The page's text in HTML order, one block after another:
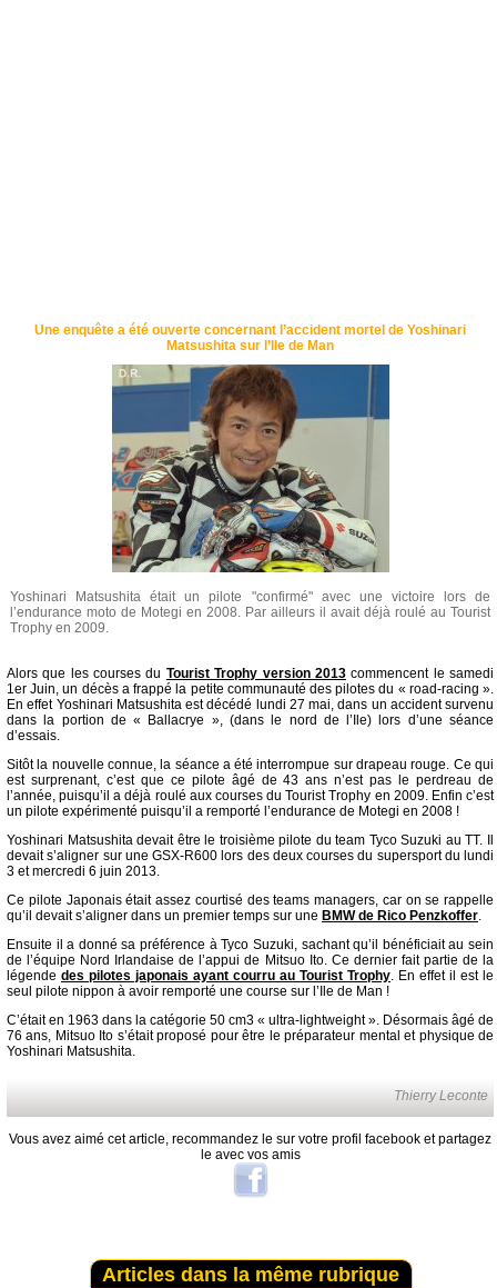
Une enquête a été ouverte concernant l’accident mortel de Yoshinari
Matsushita sur l’Ile de Man
Yoshinari Matsushita était un pilote "confirmé" avec une victoire lors de
l’endurance moto de Motegi en 2008. Par ailleurs il avait déjà roulé au Tourist
Trophy en 2009.
Alors que les courses du Tourist Trophy version 2013commencent le samedi
1er Juin, un décès a frappé la petite communauté des pilotes du « road-racing ».
En effet Yoshinari Matsushita est décédé lundi 27 mai, dans un accident survenu
dans la portion de « Ballacrye », (dans le nord de l’Ile) lors d’une séance
d’essais.
Sitôt la nouvelle connue, la séance a été interrompue sur drapeau rouge. Ce qui
est surprenant, c’est que ce pilote âgé de 43 ans n’est pas le perdreau de
l’année, puisqu’il a déjà roulé aux courses du Tourist Trophy en 2009. Enfin c’est
un pilote expérimenté puisqu’il a remporté l’endurance de Motegi en 2008 !
Yoshinari Matsushita devait être le troisième pilote du team Tyco Suzuki au TT. Il
devait s’aligner sur une GSX-R600 lors des deux courses du supersport du lundi
3 et mercredi 6 juin 2013.
Ce pilote Japonais était assez courtisé des teams managers, car on se rappelle
qu’il devait s’aligner dans un premier temps sur une BMW de Rico Penzkoffer.
Ensuite il a donné sa préférence à Tyco Suzuki, sachant qu’il bénéficiait au sein
de l’équipe Nord Irlandaise de l’appui de Mitsuo Ito. Ce dernier fait partie de la
légendedes pilotes japonais ayant courru au Tourist Trophy. En effet il est le
seul pilote nippon à avoir remporté une course sur l’Ile de Man !
C’était en 1963 dans la catégorie 50 cm3 « ultra-lightweight ». Désormais âgé de
76 ans, Mitsuo Ito s’était proposé pour être le préparateur mental et physique de
Yoshinari Matsushita.
Thierry Leconte
Vous avez aimé cet article, recommandez le sur votre profil facebook et partagez
le avec vos amis
Articles dans la même rubrique